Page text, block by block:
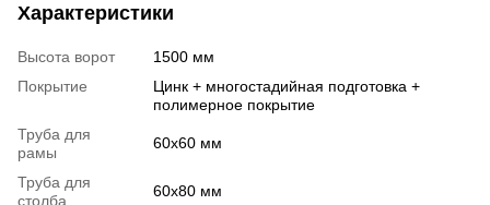
Характеристики
Высота ворот
1500 мм
Покрытие
Цинк + многостадийная подготовка +
полимерное покрытие
Труба для
рамы
60х60 мм
Труба для
столба
60x80 мм